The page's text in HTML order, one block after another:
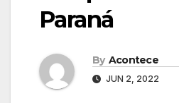
Paraná
By Acontece
JUN 2, 2022